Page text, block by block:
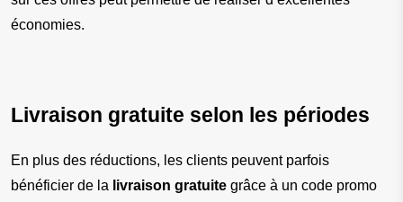
économies.
Livraison gratuite selon les périodes
En plus des réductions, les clients peuvent parfois
bénéficier de la livraison gratuite grâce à un code promo